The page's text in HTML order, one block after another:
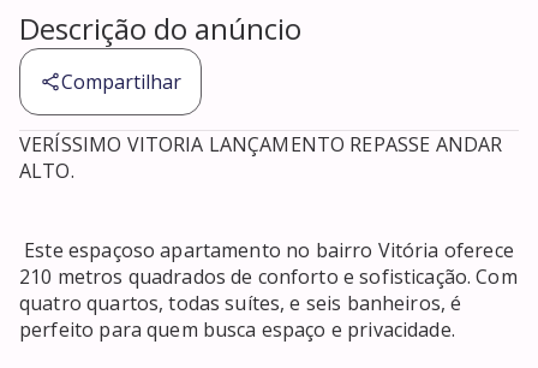
Descrição do anúncio
Compartilhar
VERÍSSIMO VITORIA LANÇAMENTO REPASSE ANDAR
ALTO.
210 metros quadrados de conforto e sofisticação. Com
quatro quartos, todas suítes, e seis banheiros, é
perfeito para quem busca espaço e privacidade.